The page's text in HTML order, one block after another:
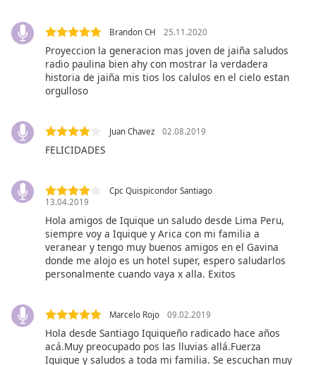
Beginning
cancel
and
window.
Text
Background
Brandon CH 25.11.2020
Proyeccion la generacion mas joven de jaiña saludos
radio paulina bien ahy con mostrar la verdadera
historia de jaiña mis tios los calulos en el cielo estan
orgulloso
Juan Chavez 02.08.2019
FELICIDADES
Cpc Quispicondor Santiago
13.04.2019
Hola amigos de Iquique un saludo desde Lima Peru,
siempre voy a Iquique y Arica con mi familia a
veranear y tengo muy buenos amigos en el Gavina
donde me alojo es un hotel super, espero saludarlos
personalmente cuando vaya x alla. Exitos
Marcelo Rojo 09.02.2019
Hola desde Santiago Iquiqueño radicado hace años
acá.Muy preocupado pos las lluvias allá.Fuerza
Iquique y saludos a toda mi familia. Se escuchan muy